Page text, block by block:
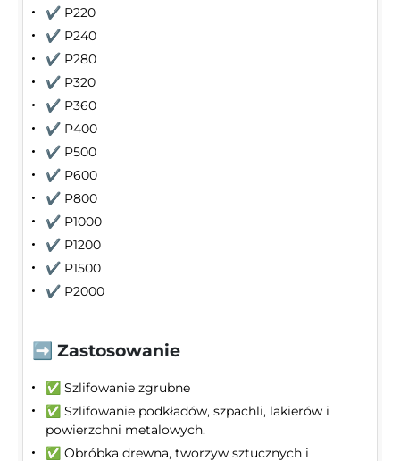
✔️ P220
✔️ P240
✔️ P280
✔️ P320
✔️ P360
✔️ P400
✔️ P500
✔️ P600
✔️ P800
✔️ P1000
✔️ P1200
✔️ P1500
✔️ P2000
➡️ Zastosowanie
✅ Szlifowanie zgrubne
✅ Szlifowanie podkładów, szpachli, lakierów i
powierzchni metalowych.
✅ Obróbka drewna, tworzyw sztucznych i